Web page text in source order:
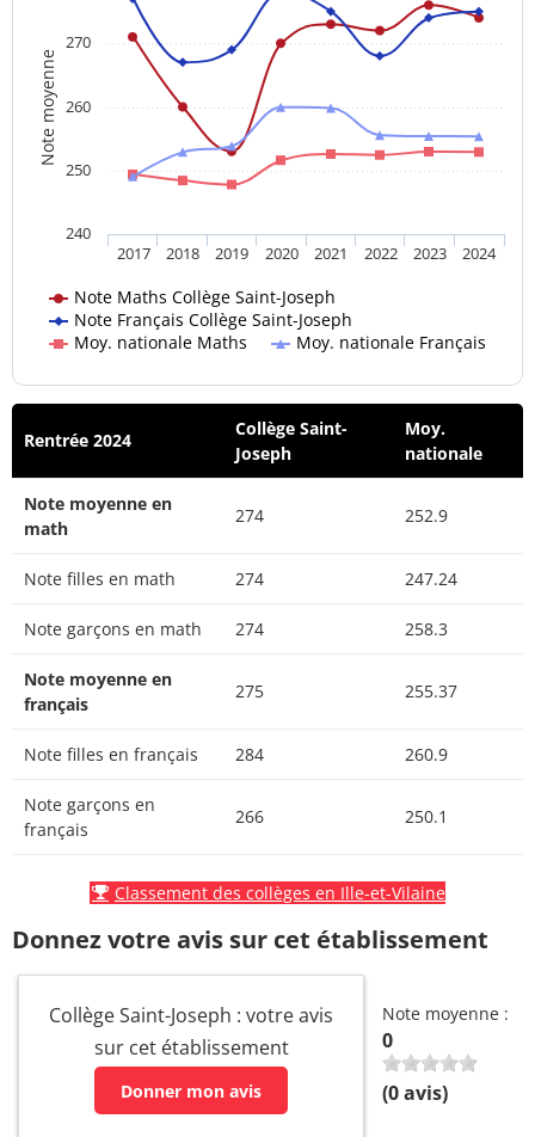
Note moyenne
Note Maths Collège Saint-Joseph
Note Français Collège Saint-Joseph
Moy. nationale Maths
Moy. nationale Français
2017 2018 2019 2020 2021 2022 2023 2024
240
250
260
270
Rentrée 2024
Collège Saint-
Joseph
Moy.
nationale
Note moyenne en
math
274 252.9
Note filles en math 274 247.24
Note garçons en math 274 258.3
Note moyenne en
français
275 255.37
Note filles en français 284 260.9
Note garçons en
français
266 250.1
Classement des collèges en Ille-et-Vilaine
Donnez votre avis sur cet établissement
Collège Saint-Joseph : votre avis
sur cet établissement
Donner mon avis
Note moyenne :
0
(0avis)